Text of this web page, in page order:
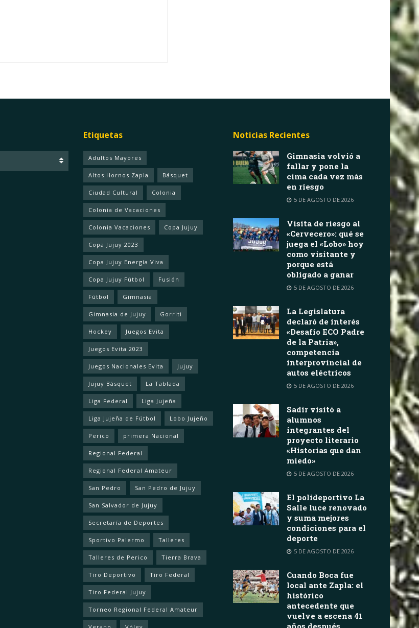
Etiquetas
Adultos Mayores
Altos Hornos Zapla Básquet
Ciudad Cultural Colonia
Colonia de Vacaciones
Colonia Vacaciones Copa Jujuy
Copa Jujuy 2023
Copa Jujuy Energía Viva
Copa Jujuy Fútbol Fusión
Fútbol Gimnasia
Gimnasia de Jujuy Gorriti
Hockey Juegos Evita
Juegos Evita 2023
Juegos Nacionales Evita Jujuy
Jujuy Básquet La Tablada
Liga Federal Liga Jujeña
Liga Jujeña de Fútbol Lobo Jujeño
Perico primera Nacional
Regional Federal
Regional Federal Amateur
San Pedro San Pedro de Jujuy
San Salvador de Jujuy
Secretaría de Deportes
Sportivo Palermo Talleres
Talleres de Perico Tierra Brava
Tiro Deportivo Tiro Federal
Tiro Federal Jujuy
Torneo Regional Federal Amateur
Noticias Recientes
Gimnasia volvió a
fallar y pone la
cima cada vez más
en riesgo
5 DE AGOSTO DE 2026
Visita de riesgo al
«Cervecero»: qué se
juega el «Lobo» hoy
como visitante y
porque está
obligado a ganar
5 DE AGOSTO DE 2026
La Legislatura
declaró de interés
«Desafío ECO Padre
de la Patria»,
competencia
interprovincial de
autos eléctricos
5 DE AGOSTO DE 2026
Sadir visitó a
alumnos
integrantes del
proyecto literario
«Historias que dan
miedo»
5 DE AGOSTO DE 2026
El polideportivo La
Salle luce renovado
y suma mejores
condiciones para el
deporte
5 DE AGOSTO DE 2026
Cuando Boca fue
local ante Zapla: el
histórico
antecedente que
vuelve a escena 41